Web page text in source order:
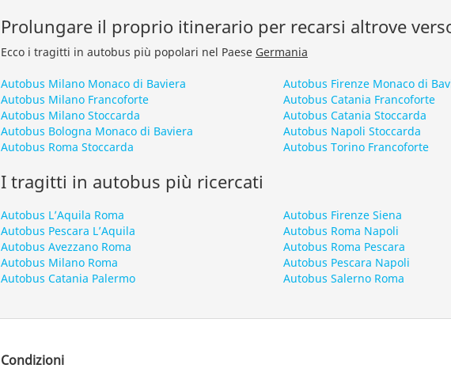
Prolungare il proprio itinerario per recarsi altrove
Ecco i tragitti in autobus più popolari nel Paese Germania
Autobus Milano Monaco di Baviera
Autobus Milano Francoforte
Autobus Milano Stoccarda
Autobus Bologna Monaco di Baviera
Autobus Roma Stoccarda
Autobus Firenze Monaco di
Autobus Catania Francoforte
Autobus Catania Stoccarda
Autobus Napoli Stoccarda
Autobus Torino Francoforte
I tragitti in autobus più ricercati
Autobus L’Aquila Roma
Autobus Pescara L’Aquila
Autobus Avezzano Roma
Autobus Milano Roma
Autobus Catania Palermo
Autobus Firenze Siena
Autobus Roma Napoli
Autobus Roma Pescara
Autobus Pescara Napoli
Autobus Salerno Roma
Condizioni